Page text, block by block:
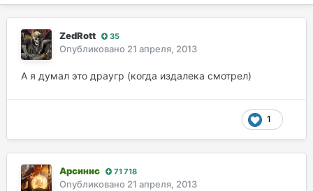
ZedRott 35
Опубликовано 21 апреля, 2013
А я думал это драугр (когда издалека смотрел)
1
Арсинис 71 718
Опубликовано 21 апреля, 2013